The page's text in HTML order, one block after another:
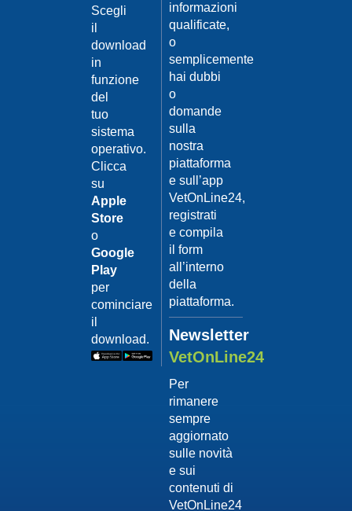
Scegli
il
download
in
funzione
del
tuo
sistema
operativo.
Clicca
su
Apple
Store
o
Google
Play
per
cominciare
il
download.
informazioni
qualificate,
o
semplicemente
hai dubbi
o
domande
sulla
nostra
piattaforma
e sull’app
VetOnLine24,
registrati
e compila
il form
all’interno
della
piattaforma.
Newsletter
VetOnLine24
Per
rimanere
sempre
aggiornato
sulle novità
e sui
contenuti di
VetOnLine24